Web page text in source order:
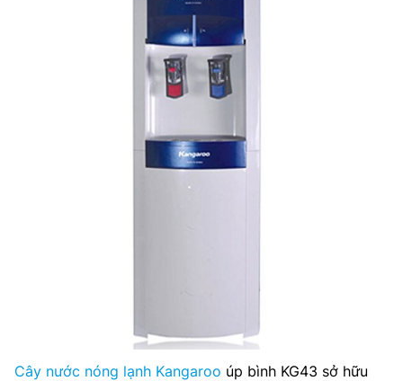
Cây nước nóng lạnh Kangaroo úp bình KG43 sở hữu